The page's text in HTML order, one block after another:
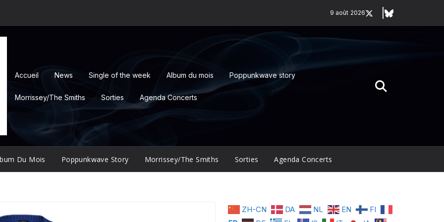
9 août 2026
Accueil News Single of the week Album du mois Poppunkwave story
Morrissey/The Smiths Sorties Agenda Concerts
Du Mois Poppunkwave Story Morrissey/The Smiths Sorties Agenda Concerts
ZH-CN DA NL EN
FI